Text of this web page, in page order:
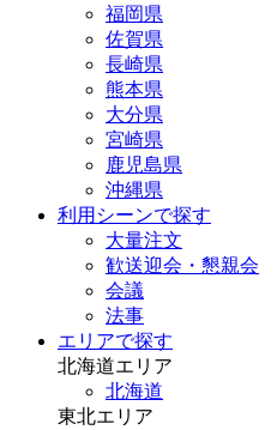
福岡県
佐賀県
長崎県
熊本県
大分県
宮崎県
鹿児島県
沖縄県
利用シーンで探す
大量注文
歓送迎会・懇親会
会議
法事
エリアで探す
北海道エリア
北海道
東北エリア